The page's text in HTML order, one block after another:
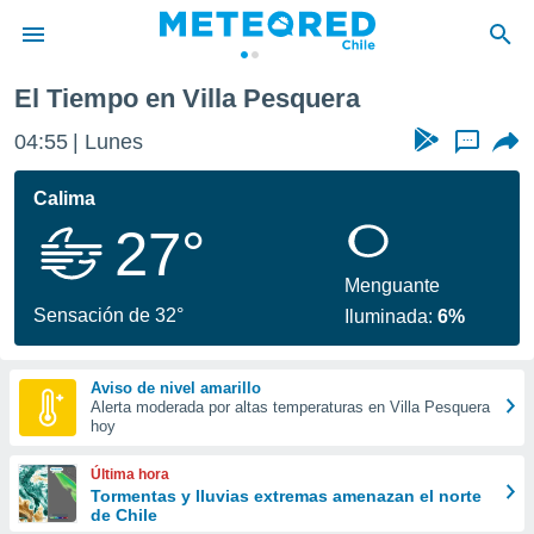
de
por
que se
calidad.
a este
las
y
forma
digital
basada
El Tiempo en Villa Pesquera
04:55 Lunes ...
Calima
27°
Sensación de 32°
Menguante
Iluminada:6%
Aviso de nivel amarillo
Alerta moderada por altas temperaturas en Villa Pesquera
hoy
Última hora
Tormentas y lluvias extremas amenazan el norte
de Chile